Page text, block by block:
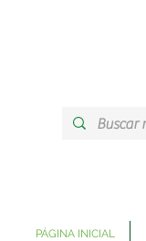
PÁGINA INICIAL